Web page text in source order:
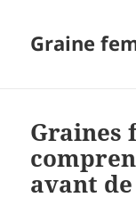
Graine
Graines
avant